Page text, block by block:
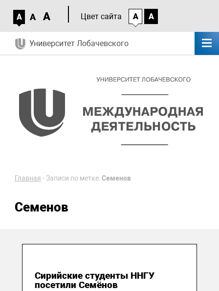
A A A Цвет сайта A A
Университет Лобачевского
Главная -Записи по метке: Семенов
Семенов
Сирийские студенты ННГУ
посетили Семёнов